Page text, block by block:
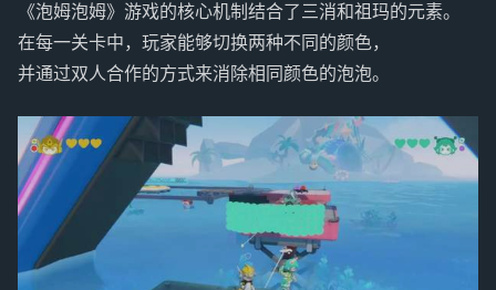
《泡姆泡姆》游戏的核心机制结合了三消和祖玛的元素。
在每一关卡中，玩家能够切换两种不同的颜色，
并通过双人合作的方式来消除相同颜色的泡泡。